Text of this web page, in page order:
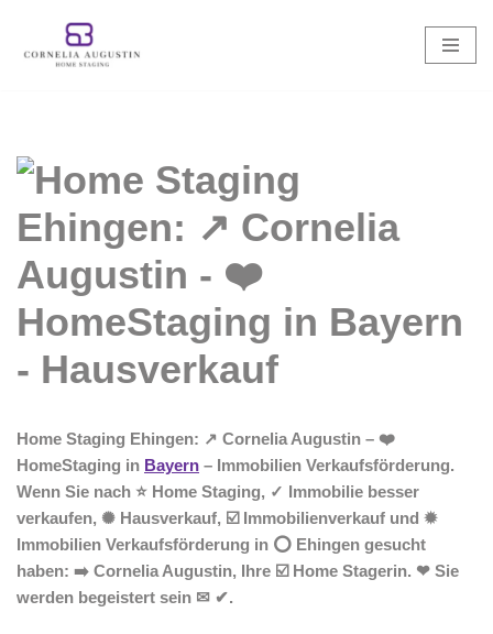
Zum
Home Staging Ehingen: ↗️ Cornelia Augustin – ❤️
HomeStaging in Bayern – Immobilien Verkaufsförderung.
Wenn Sie nach ⭐ Home Staging, ✓ Immobilie besser
verkaufen, ✺ Hausverkauf, ☑️ Immobilienverkauf und ✹
Immobilien Verkaufsförderung in ⭕ Ehingen gesucht
haben: ➡️ Cornelia Augustin, Ihre ☑️ Home Stagerin. ❤ Sie
werden begeistert sein ✉ ✔.